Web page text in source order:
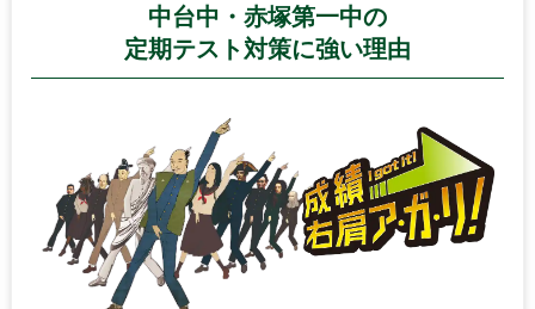
中台中・赤塚第一中の
定期テスト対策に強い理由